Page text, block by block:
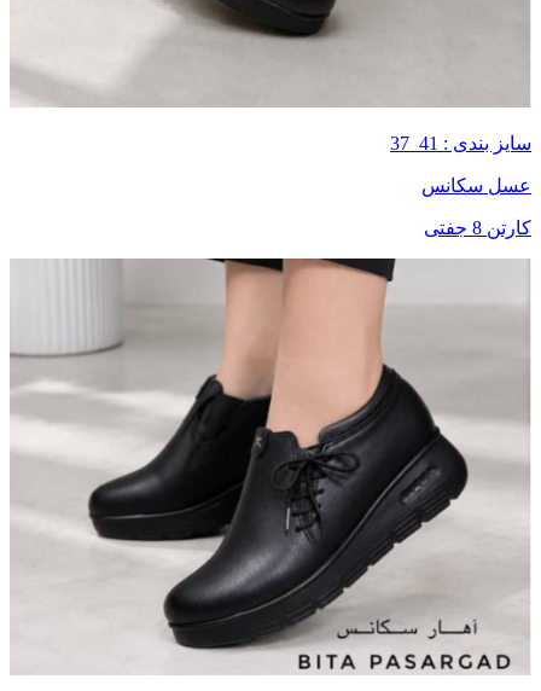
سایز بندی : 41_37
عسل سکانس
کارتن 8 جفتی